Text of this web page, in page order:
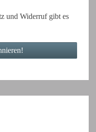
und Widerruf gibt es